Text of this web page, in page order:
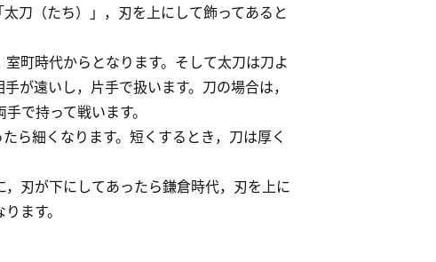
刀（たち）」，刃を上にして飾ってあると
町時代からとなります。そして太刀は刀よ
が遠いし，片手で扱います。刀の場合は，
で持って戦います。
ら細くなります。短くするとき，刀は厚く
刃が下にしてあったら鎌倉時代，刃を上に
ます。